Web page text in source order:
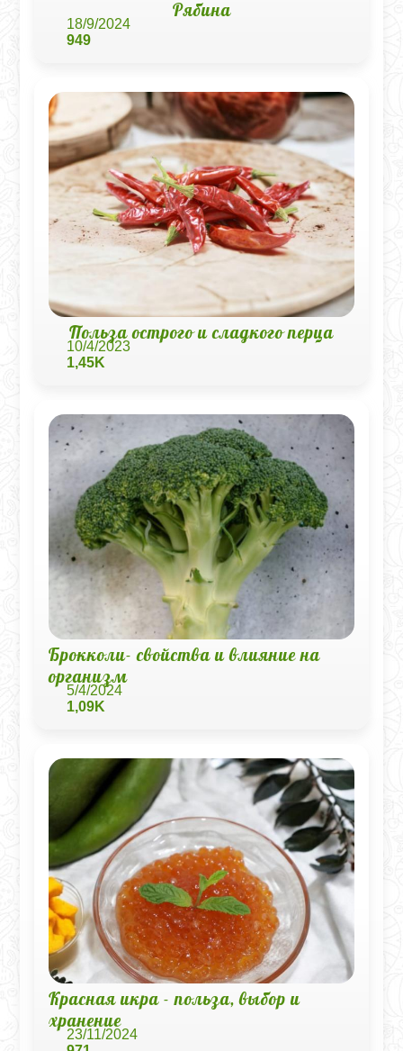
Рябина
18/9/2024
949
Польза острого и сладкого перца
10/4/2023
1,45K
Брокколи- свойства и влияние на
организм
5/4/2024
1,09K
Красная икра - польза, выбор и
хранение
23/11/2024